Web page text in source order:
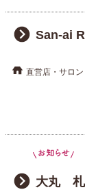
San-ai
直営店・サロン
大丸 札